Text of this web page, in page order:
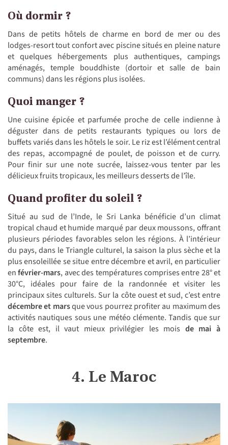
Où dormir ?
Dans de petits hôtels de charme en bord de mer ou des
lodges-resort tout confort avec piscine situés en pleine nature
et quelques hébergements plus authentiques, campings
aménagés, temple bouddhiste (dortoir et salle de bain
communs) dans les régions plus isolées.
Quoi manger ?
Une cuisine épicée et parfumée proche de celle indienne à
déguster dans de petits restaurants typiques ou lors de
buffets variés dans les hôtels le soir. Le riz est l’élément central
des repas, accompagné de poulet, de poisson et de curry.
Pour finir sur une note sucrée, laissez-vous tenter par les
délicieux fruits tropicaux, les meilleurs desserts de l’île.
Quand profiter du soleil ?
Situé au sud de l’Inde, le Sri Lanka bénéficie d’un climat
tropical chaud et humide marqué par deux moussons, offrant
plusieurs périodes favorables selon les régions. À l’intérieur
du pays, dans le Triangle culturel, la saison la plus sèche et la
plus ensoleillée se situe entre décembre et avril, en particulier
enfévrier-mars, avec des températures comprises entre 28° et
30°C, idéales pour faire de la randonnée et visiter les
principaux sites culturels. Sur la côte ouest et sud, c’est entre
décembre et marsque vous pourrez profiter au maximum des
activités nautiques sous une météo clémente. Tandis que sur
la côte est, il vaut mieux privilégier les mois de mai à
septembre.
4. Le Maroc